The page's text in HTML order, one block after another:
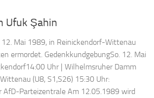
Ufuk Şahin
12. Mai 1989, in Reinickendorf-Wittenau
ermordet. GedenkkundgebungSo. 12. Mai
Uhr | Wilhelmsruher Damm
(U8, S1,S26) 15:30 Uhr:
AfD-Parteizentrale Am 12.05.1989 wird